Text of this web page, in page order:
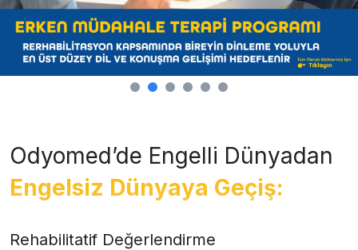
Odyomed’de Engelli Dünyadan
Engelsiz Dünyaya Geçiş:
Rehabilitatif Değerlendirme